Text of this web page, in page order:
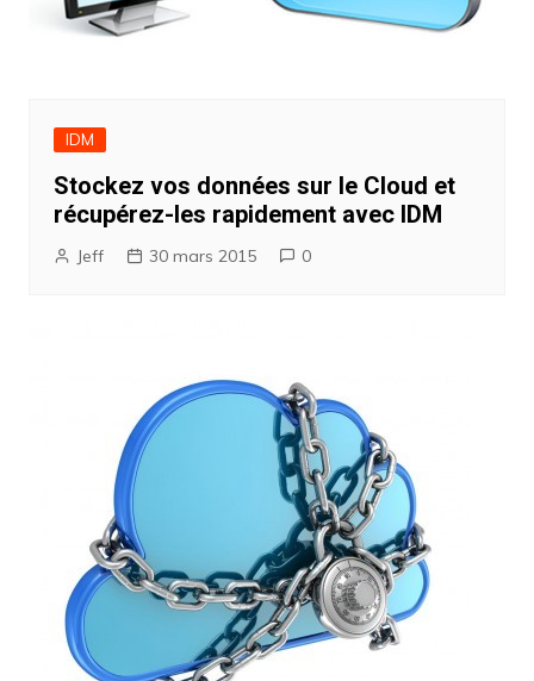
IDM
Stockez vos données sur le Cloud et
récupérez-les rapidement avec IDM
Jeff 30 mars 2015 0